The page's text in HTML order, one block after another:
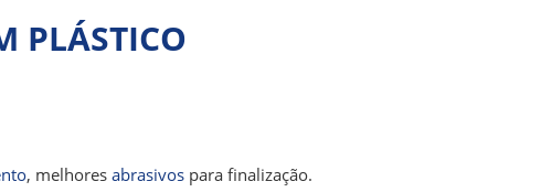
PLÁSTICO
, melhoresabrasivos para finalização.